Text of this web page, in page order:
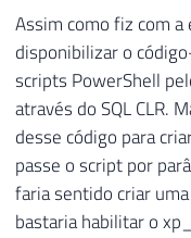
39
41
Assim como fiz com a
disponibilizar o
scripts PowerShell
através do SQL CLR.
desse código para
passe o script por
faria sentido criar
bastaria habilitar o